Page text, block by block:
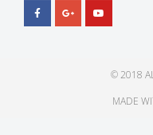
© 2018
MADE